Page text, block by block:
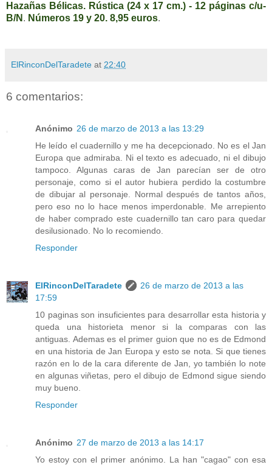
Hazañas Bélicas. Rústica (24 x 17 cm.) - 12 páginas c/u-
B/N . Números 19 y 20. 8,95 euros.
ElRinconDelTaradete at 22:40
6 comentarios:
Anónimo 26 de marzo de 2013 a las 13:29
He leído el cuadernillo y me ha decepcionado. No es el Jan
Europa que admiraba. Ni el texto es adecuado, ni el dibujo
tampoco. Algunas caras de Jan parecían ser de otro
personaje, como si el autor hubiera perdido la costumbre
de dibujar al personaje. Normal después de tantos años,
pero eso no lo hace menos imperdonable. Me arrepiento
de haber comprado este cuadernillo tan caro para quedar
desilusionado. No lo recomiendo.
Responder
ElRinconDelTaradete
26 de marzo de 2013 a las
17:59
10 paginas son insuficientes para desarrollar esta historia y
queda una historieta menor si la comparas con las
antiguas. Ademas es el primer guion que no es de Edmond
en una historia de Jan Europa y esto se nota. Si que tienes
razón en lo de la cara diferente de Jan, yo también lo note
en algunas viñetas, pero el dibujo de Edmond sigue siendo
muy bueno.
Responder
Anónimo 27 de marzo de 2013 a las 14:17
Yo estoy con el primer anónimo. La han "cagao" con esa